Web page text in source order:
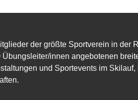
der größte Sportverein in der
innen angebotenen
und Sportevents im Skilauf,